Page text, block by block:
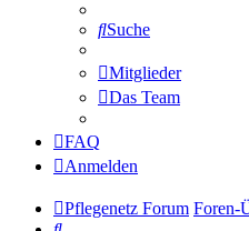
Suche
Mitglieder
Das Team
FAQ
Anmelden
Pflegenetz Forum Foren-